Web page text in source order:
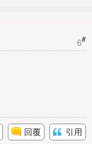
6#
回覆 引用